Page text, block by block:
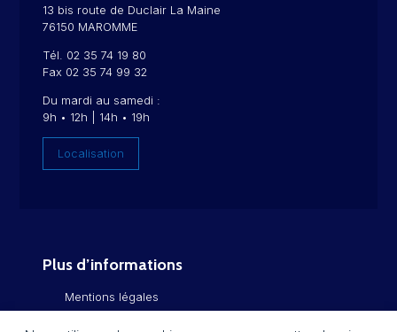
13 bis route de Duclair La Maine
76150 MAROMME
Tél. 02 35 74 19 80
Fax 02 35 74 99 32
Du mardi au samedi :
9h • 12h | 14h • 19h
Localisation
Plus d’informations
Mentions légales
Politique de confidentialité